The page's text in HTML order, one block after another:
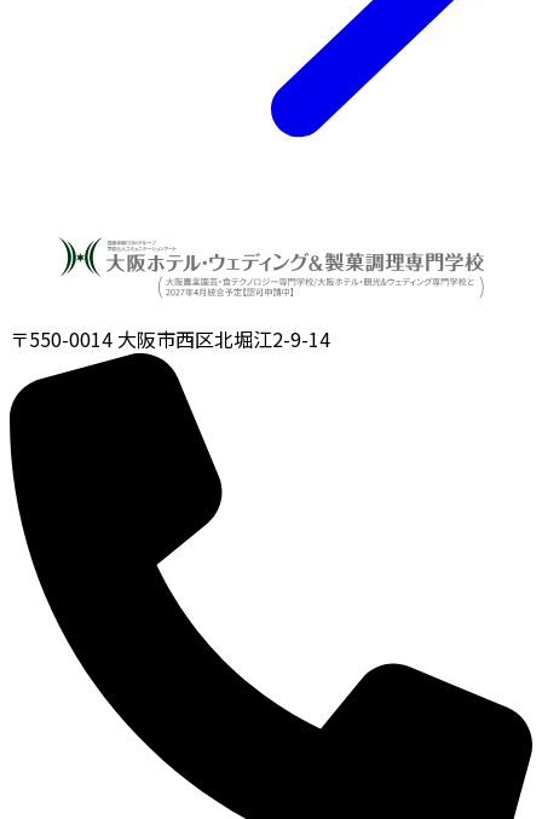
〒550-0014 大阪市西区北堀江2-9-14